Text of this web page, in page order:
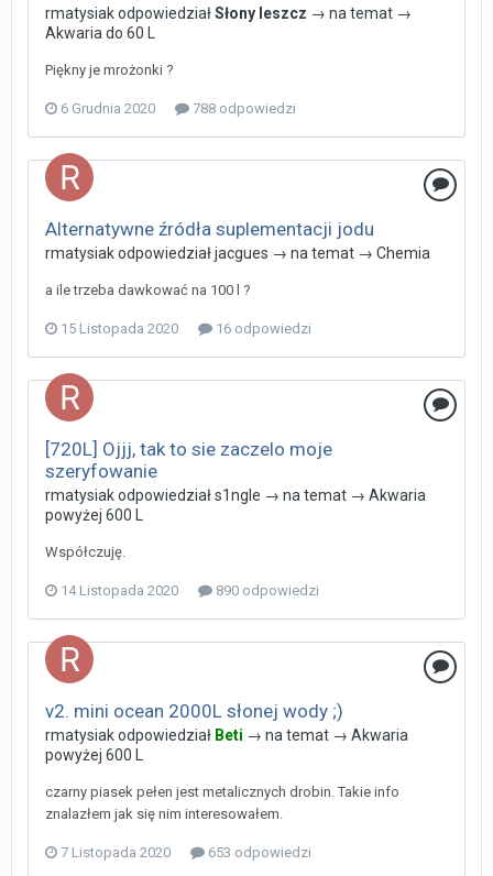
rmatysiakodpowiedziałSłony leszcz → na temat →
Akwaria do 60 L
Piękny je mrożonki ?
6 Grudnia 2020 788 odpowiedzi
Alternatywne źródła suplementacji jodu
rmatysiakodpowiedziałjacgues → na temat → Chemia
a ile trzeba dawkować na 100 l ?
15 Listopada 2020 16 odpowiedzi
[720L] Ojjj, tak to sie zaczelo moje
szeryfowanie
rmatysiakodpowiedziałs1ngle → na temat → Akwaria
powyżej 600 L
Współczuję.
14 Listopada 2020 890 odpowiedzi
v2. mini ocean 2000L słonej wody ;)
rmatysiakodpowiedział Beti → na temat → Akwaria
powyżej 600 L
czarny piasek pełen jest metalicznych drobin. Takie info
znalazłem jak się nim interesowałem.
7 Listopada 2020 653 odpowiedzi